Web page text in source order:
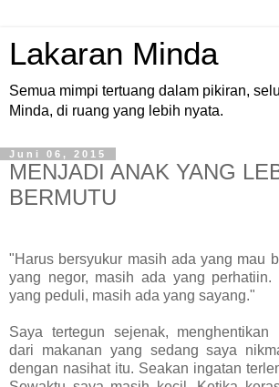
Lakaran Minda
Semua mimpi tertuang dalam pikiran,
Minda, di ruang yang lebih nyata.
Juni 06, 2015
MENJADI ANAK YANG
BERMUTU
"Harus bersyukur masih ada yang mau
yang negor, masih ada yang perhatiin.
yang peduli, masih ada yang sayang."
Saya tertegun sejenak, menghentikan
dari makanan yang sedang saya
dengan nasihat itu. Seakan ingatan